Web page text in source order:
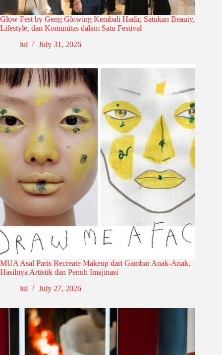
Glow Fest by Geng Glowing Kembali Hadir, Satukan Beauty,
Lifestyle, dan Komunitas dalam Satu Festival
lul
July 31, 2026
MUA Asal Paris Recreate Makeup dari Gambar Anak-Anak,
Hasilnya Artistik dan Penuh Imajinasi
lul
July 27, 2026